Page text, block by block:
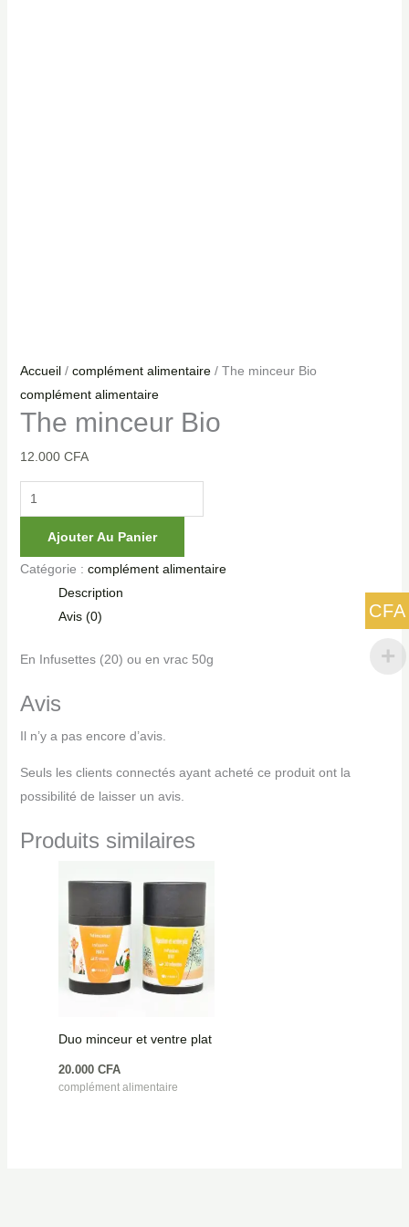
Accueil/ complément alimentaire/ The minceur Bio
complément alimentaire
The minceur Bio
12.000 CFA
Ajouter Au Panier
Catégorie : complément alimentaire
Description
Avis (0)
En Infusettes (20) ou en vrac 50g
Avis
Il n’y a pas encore d’avis.
Seuls les clients connectés ayant acheté ce produit ont la
possibilité de laisser un avis.
Produits similaires
Duo minceur et ventre plat
20.000 CFA
complément alimentaire
CFA